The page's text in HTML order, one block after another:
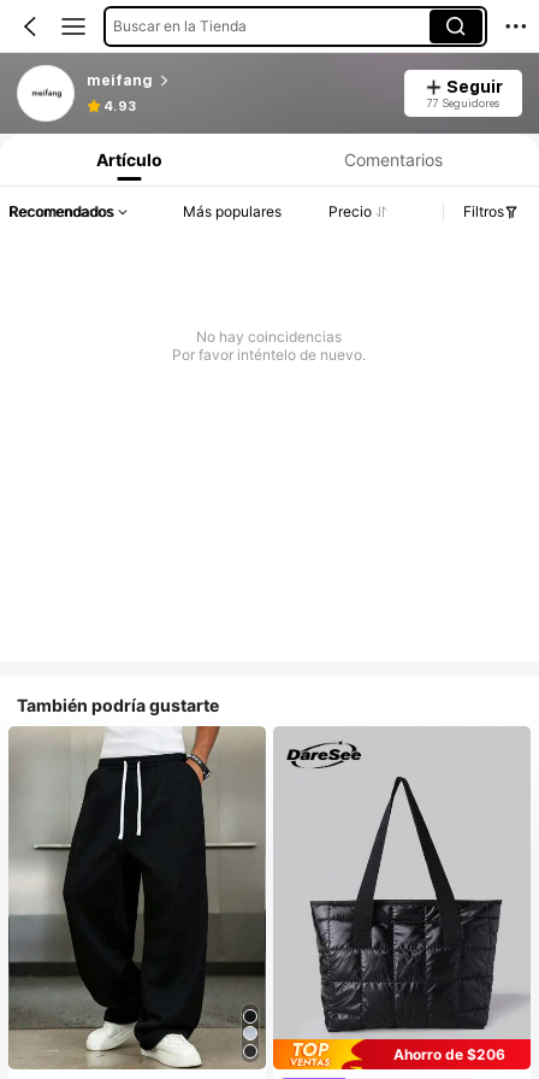
Buscar en la Tienda
meifang
4.93
Seguir
77 Seguidores
Artículo Comentarios
Recomendados Más populares Precio Filtros
No hay coincidencias
Por favor inténtelo de nuevo.
También podría gustarte
Ahorro de $206
#1 Más vendidos
en Multicompartimento Bolsos De Mano Para Mujer